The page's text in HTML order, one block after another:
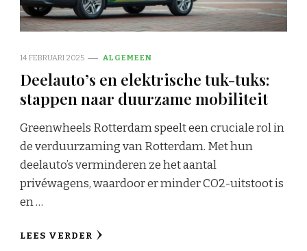
14 FEBRUARI 2025 ALGEMEEN
Deelauto’s en elektrische tuk-tuks:
stappen naar duurzame mobiliteit
Greenwheels Rotterdam speelt een cruciale rol in
de verduurzaming van Rotterdam. Met hun
deelauto’s verminderen ze het aantal
privéwagens, waardoor er minder CO2-uitstoot is
en …
LEES VERDER